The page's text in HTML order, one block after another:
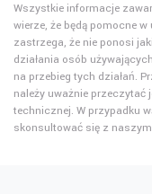
Wszystkie informacje
wierze, że będą pomocne
zastrzega, że nie ponosi
działania osób
na przebieg tych działań.
należy uważnie
technicznej. W przypadku
skonsultować się z